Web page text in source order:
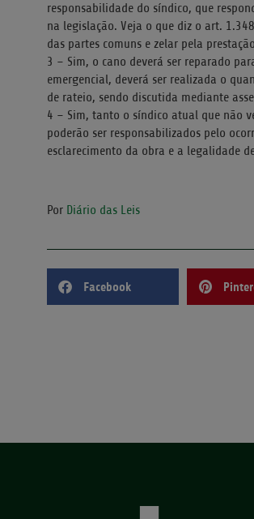
responsabilidade do síndico, que
na legislação. Veja o que diz o art.
das partes comuns e zelar pela
3 – Sim, o cano deverá ser reparado
emergencial, deverá ser realizada o
de rateio, sendo discutida mediante
4 – Sim, tanto o síndico atual que não
poderão ser responsabilizados pelo
esclarecimento da obra e a legalidade
Por Diário das Leis
Facebook